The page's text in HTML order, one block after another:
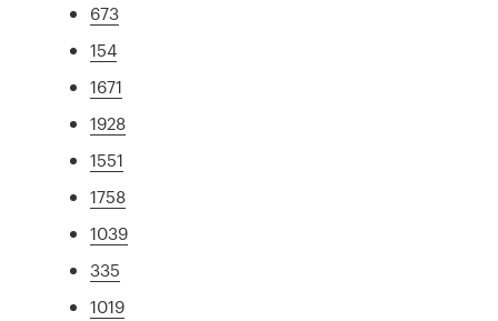
673
154
1671
1928
1551
1758
1039
335
1019